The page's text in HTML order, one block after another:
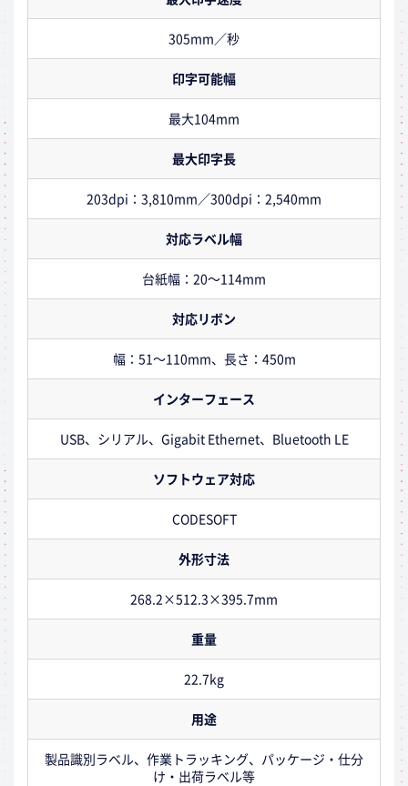
305mm／秒
印字可能幅
最大104mm
最大印字長
203dpi：3,810mm／300dpi：2,540mm
対応ラベル幅
台紙幅：20～114mm
対応リボン
幅：51～110mm、長さ：450m
インターフェース
USB、シリアル、Gigabit Ethernet、Bluetooth LE
ソフトウェア対応
CODESOFT
外形寸法
268.2×512.3×395.7mm
重量
22.7kg
用途
製品識別ラベル、作業トラッキング、パッケージ・仕分
け・出荷ラベル等